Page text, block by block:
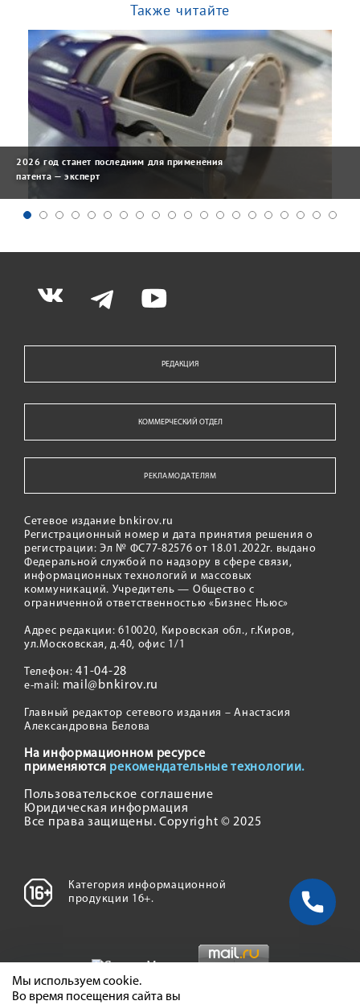
Также читайте
2026 год станет последним для применения
патента — эксперт
РЕДАКЦИЯ
КОММЕРЧЕСКИЙ ОТДЕЛ
РЕКЛАМОДАТЕЛЯМ
Сетевое издание bnkirov.ru
Регистрационный номер и дата принятия решения о
регистрации: Эл № ФС77-82576 от 18.01.2022г. выдано
Федеральной службой по надзору в сфере связи,
информационных технологий и массовых
коммуникаций. Учредитель — Общество с
ограниченной ответственностью «Бизнес Ньюс»
Адрес редакции: 610020, Кировская обл., г.Киров,
ул.Московская, д.40, офис 1/1
Телефон:41-04-28
e-mail: mail@bnkirov.ru
Главный редактор сетевого издания – Анастасия
Александровна Белова
На информационном ресурсе
применяются рекомендательные технологии.
Пользовательское соглашение
Юридическая информация
Все права защищены. Copyright © 2025
Категория информационной
продукции 16+.
Мы используем cookie.
Во время посещения сайта вы